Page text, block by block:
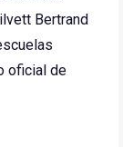
Bertrand
oficial de